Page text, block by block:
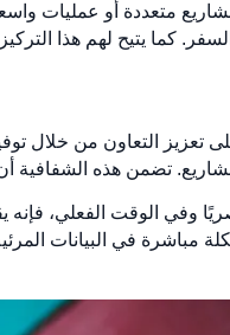
متعددة أو عمليات
كما يتيح لهم هذا
التقاط الواقع بزاوية 360 درجة على
تضمن هذه
وفي الوقت الفعلي،
في البيانات